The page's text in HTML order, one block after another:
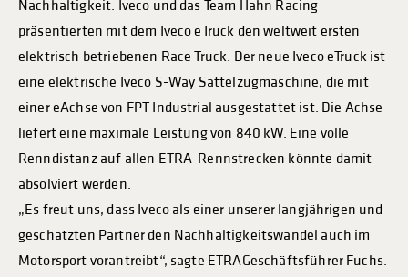
Nachhaltigkeit: Iveco und das Team Hahn Racing
präsentierten mit dem Iveco eTruck den weltweit ersten
elektrisch betriebenen Race Truck. Der neue Iveco eTruck ist
eine elektrische Iveco S-Way Sattelzugmaschine, die mit
einer eAchse von FPT Industrial ausgestattet ist. Die Achse
liefert eine maximale Leistung von 840 kW. Eine volle
Renndistanz auf allen ETRA-Rennstrecken könnte damit
absolviert werden.
„Es freut uns, dass Iveco als einer unserer langjährigen und
geschätzten Partner den Nachhaltigkeitswandel auch im
Motorsport vorantreibt“, sagte ETRAGeschäftsführer Fuchs.